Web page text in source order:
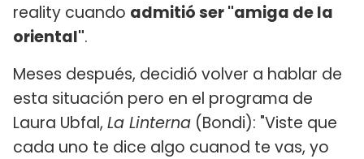
reality cuando admitió ser "amiga de la
oriental".
Meses después, decidió volver a hablar de
esta situación pero en el programa de
Laura Ubfal, La Linterna (Bondi): "Viste que
cada uno te dice algo cuanod te vas, yo